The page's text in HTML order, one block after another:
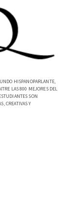
HISPANOPARLANTE,
LAS 800 MEJORES DEL
SON
CREATIVAS Y